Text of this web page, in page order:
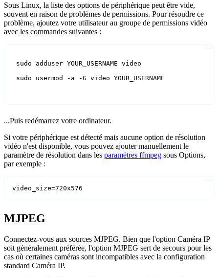
Sous Linux, la liste des options de périphérique peut être vide,
souvent en raison de problèmes de permissions. Pour résoudre ce
problème, ajoutez votre utilisateur au groupe de permissions vidéo
avec les commandes suivantes :
sudo adduser YOUR_USERNAME video
sudo usermod -a -G video YOUR_USERNAME
...Puis redémarrez votre ordinateur.
Si votre périphérique est détecté mais aucune option de résolution
vidéo n'est disponible, vous pouvez ajouter manuellement le
paramètre de résolution dans les paramètres ffmpeg sous Options,
par exemple :
video_size=720x576
MJPEG
Connectez-vous aux sources MJPEG. Bien que l'option Caméra IP
soit généralement préférée, l'option MJPEG sert de secours pour les
cas où certaines caméras sont incompatibles avec la configuration
standard Caméra IP.